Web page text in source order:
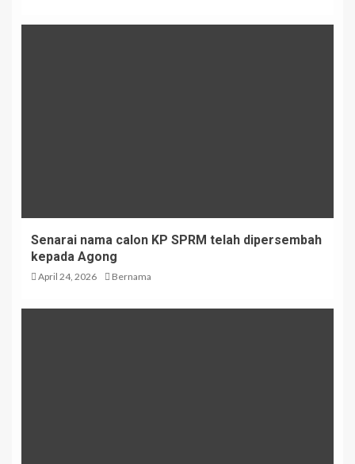
Senarai nama calon KP SPRM telah dipersembah
kepada Agong
April 24, 2026 Bernama